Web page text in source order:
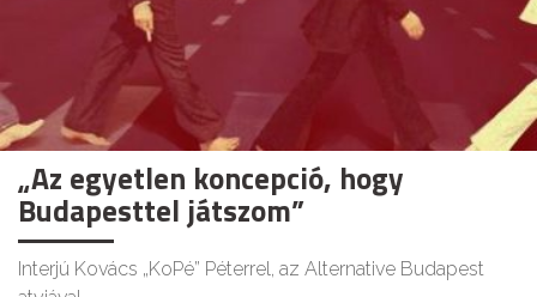
„Az egyetlen koncepció, hogy
Budapesttel játszom”
Interjú Kovács „KoPé” Péterrel, az Alternative Budapest